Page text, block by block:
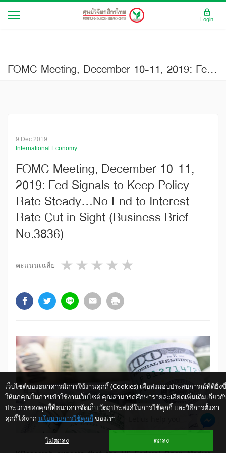
FOMC Meeting, December 10-11, 2019: Fed Signals to Keep Policy Rate Steady…No End to Interest Rate Cut in Sight (Business Brief No.3836)
9 Dec 2019
International Economy
FOMC Meeting, December 10-11,
2019: Fed Signals to Keep Policy
Rate Steady…No End to Interest
Rate Cut in Sight (Business Brief
No.3836)
คะแนนเฉลี่ย 4 stars
3 stars
2 stars
1 star
เว็บไซต์ของธนาคารมีการใช้งานคุกกี้ (Cookies) เพื่อส่งมอบประสบการณ์ที่ดียิ่ง
ให้แก่คุณในการเข้าใช้งานเว็บไซต์ คุณสามารถศึกษารายละเอียดเพิ่มเติมเกี่ยวกั
ประเภทของคุกกี้ที่ธนาคารจัดเก็บ วัตถุประสงค์ในการใช้คุกกี้ และวิธีการตั้งค่า
คุกกี้ได้จาก นโยบายการใช้คุกกี้ ของเรา
ไม่ตกลง ตกลง
Login